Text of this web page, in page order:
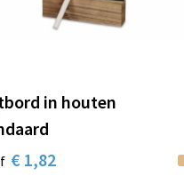
in houten
€ 1,82